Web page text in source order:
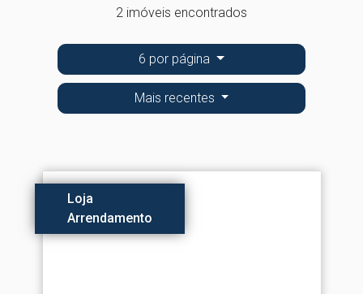
2 imóveis encontrados
6 por página
Mais recentes
Loja
Arrendamento